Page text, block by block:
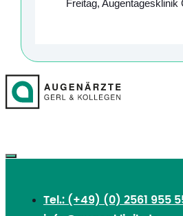
Freitag, Augentagesklinik
Tel.: (+49) (0) 2561 955